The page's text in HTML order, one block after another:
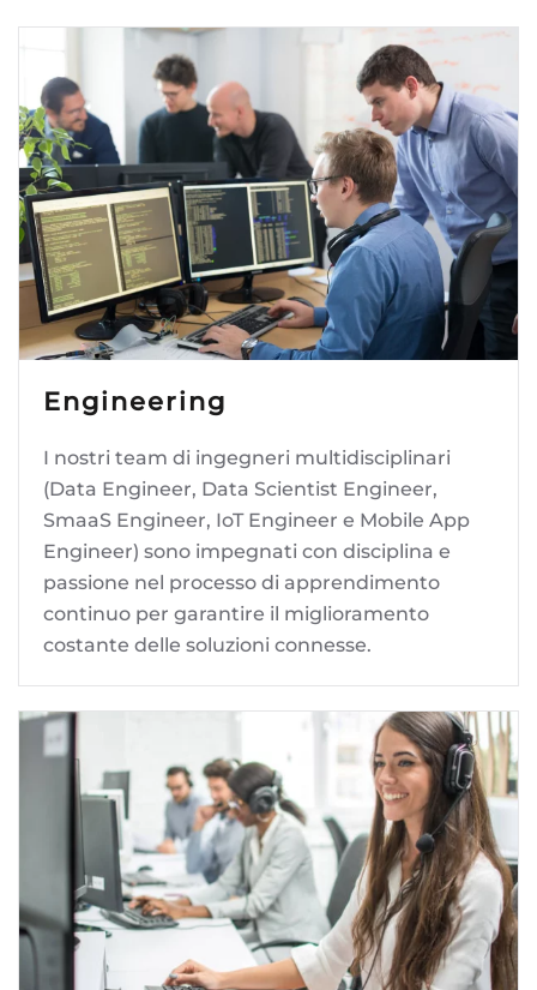
Engineering
I nostri team di ingegneri multidisciplinari
(Data Engineer, Data Scientist Engineer,
SmaaS Engineer, IoT Engineer e Mobile App
Engineer) sono impegnati con disciplina e
passione nel processo di apprendimento
continuo per garantire il miglioramento
costante delle soluzioni connesse.